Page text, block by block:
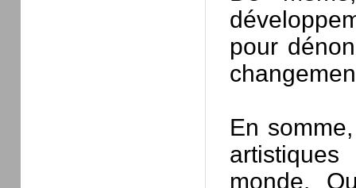
pour
En
monde.